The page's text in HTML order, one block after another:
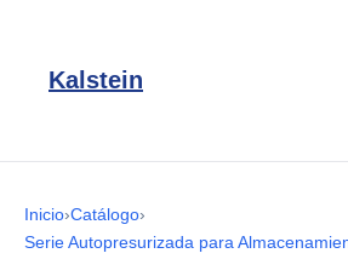
Kalstein
Inicio›Catálogo›
Serie Autopresurizada para